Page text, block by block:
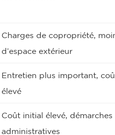
Charges de copropriété,
d’espace extérieur
Entretien plus important,
élevé
Coût initial élevé, démarches
administratives